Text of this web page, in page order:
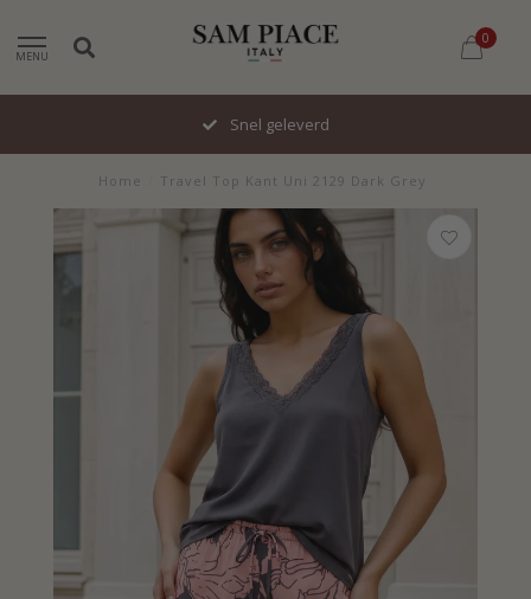
MENU
0
Snel geleverd
Home Travel Top Kant Uni 2129 Dark Grey